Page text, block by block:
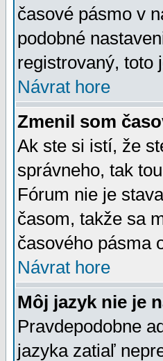
časové pásmo v
podobné
registrovaný, toto
Návrat hore
Zmenil som
Ak ste si istí, že
správneho, tak
Fórum nie je
časom, takže sa
časového pásma
Návrat hore
Môj jazyk nie je
Pravdepodobne
jazyka zatiaľ